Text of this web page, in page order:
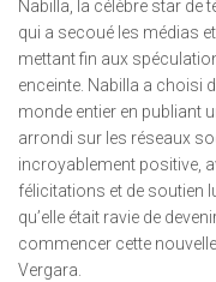
Nabilla, la célèbre star de
qui a secoué les médias
mettant fin aux
enceinte. Nabilla a choisi
monde entier en publiant
arrondi sur les réseaux
incroyablement positive,
félicitations et de soutien
qu’elle était ravie de
commencer cette
Vergara.